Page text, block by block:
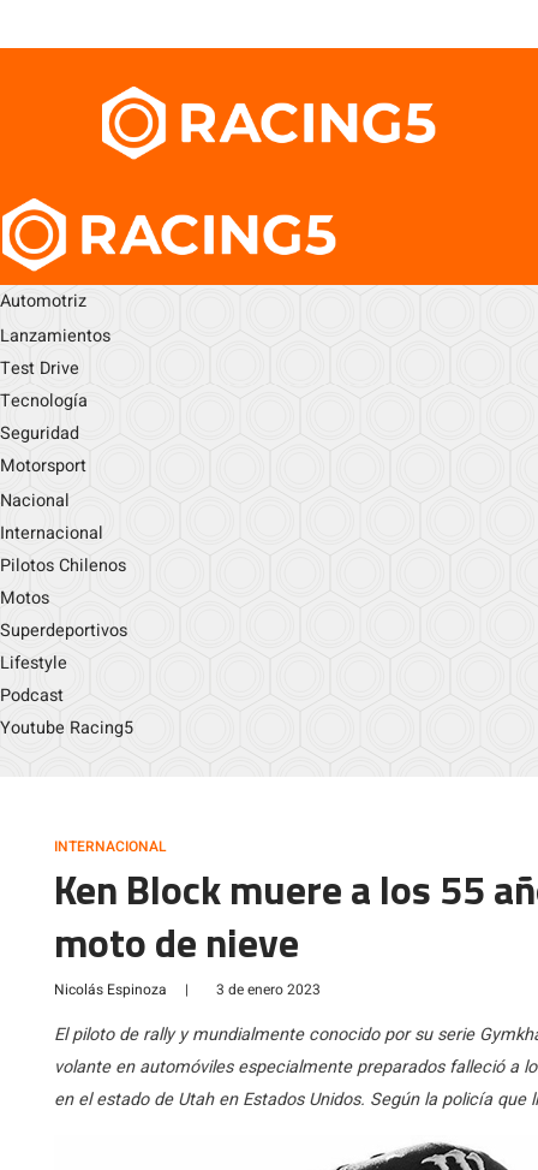
Automotriz
Lanzamientos
Test Drive
Tecnología
Seguridad
Motorsport
Nacional
Internacional
Pilotos Chilenos
Motos
Superdeportivos
Lifestyle
Podcast
Youtube Racing5
INTERNACIONAL
Ken Block muere a los 55
moto de nieve
Nicolás Espinoza | 3 de enero 2023
El piloto de rally y mundialmente conocido por su serie
volante en automóviles especialmente preparados falleció a
en el estado de Utah en Estados Unidos. Según la policía que